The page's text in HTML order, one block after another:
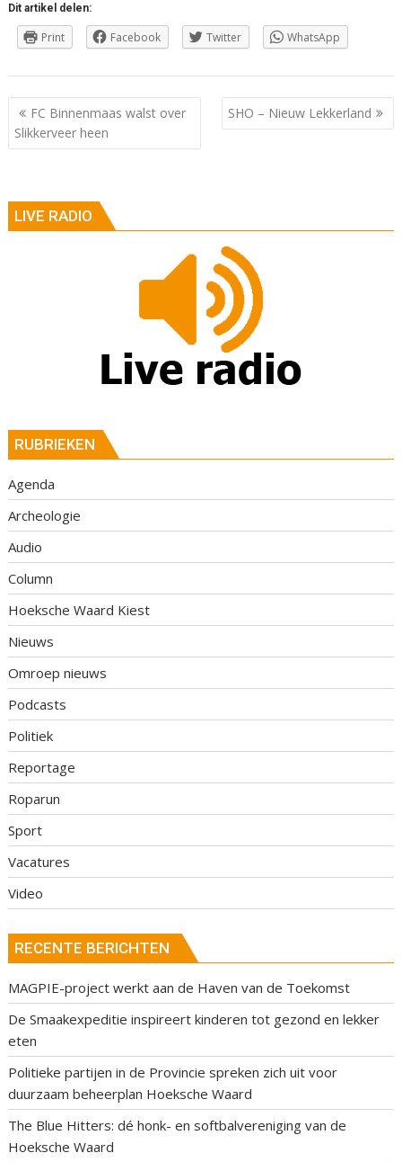
Dit artikel delen:
Print Facebook Twitter WhatsApp
Berichtnavigatie
FC Binnenmaas walst over
Slikkerveer heen
SHO – Nieuw Lekkerland
LIVE RADIO
RUBRIEKEN
Agenda
Archeologie
Audio
Column
Hoeksche Waard Kiest
Nieuws
Omroep nieuws
Podcasts
Politiek
Reportage
Roparun
Sport
Vacatures
Video
RECENTE BERICHTEN
MAGPIE-project werkt aan de Haven van de Toekomst
De Smaakexpeditie inspireert kinderen tot gezond en lekker
eten
Politieke partijen in de Provincie spreken zich uit voor
duurzaam beheerplan Hoeksche Waard
The Blue Hitters: dé honk- en softbalvereniging van de
Hoeksche Waard